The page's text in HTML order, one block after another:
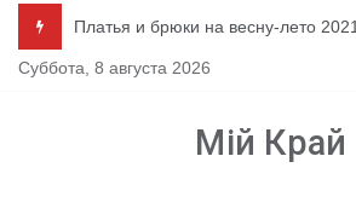
содержимому
Платья и брюки на весну-лето
Суббота, 8 августа 2026
Мій Край